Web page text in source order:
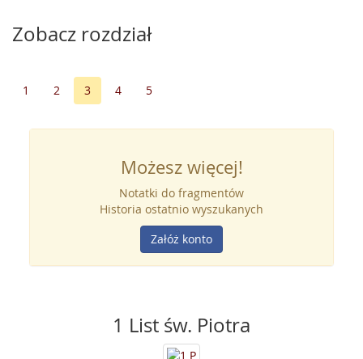
Zobacz rozdział
1 2 3 4 5
Możesz więcej!
Notatki do fragmentów
Historia ostatnio wyszukanych
Załóż konto
1 List św. Piotra